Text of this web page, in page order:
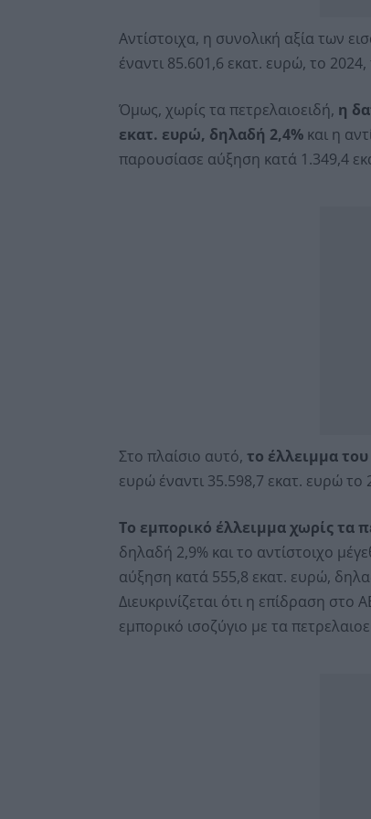
Αντίστοιχα, η συνολική αξία των
έναντι 85.601,6 εκατ. ευρώ, το
Όμως, χωρίς τα πετρελαιοειδή, η
εκατ. ευρώ, δηλαδή 2,4% και η
παρουσίασε αύξηση κατά 1.349,4
Στο πλαίσιο αυτό, το έλλειμμα
ευρώ έναντι 35.598,7 εκατ. ευρώ το
Το εμπορικό έλλειμμα χωρίς τα
δηλαδή 2,9% και το αντίστοιχο
αύξηση κατά 555,8 εκατ. ευρώ,
Διευκρινίζεται ότι η επίδραση
εμπορικό ισοζύγιο με τα